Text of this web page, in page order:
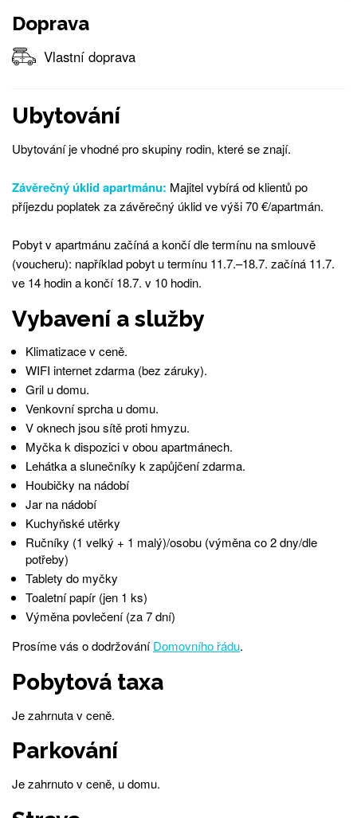
Doprava
Vlastní doprava
Ubytování
Ubytování je vhodné pro skupiny rodin, které se znají.
Závěrečný úklid apartmánu: Majitel vybírá od klientů po
příjezdu poplatek za závěrečný úklid ve výši 70 €/apartmán.
Pobyt v apartmánu začíná a končí dle termínu na smlouvě
(voucheru): například pobyt u termínu 11.7.–18.7. začíná 11.7.
ve 14 hodin a končí 18.7. v 10 hodin.
Vybavení a služby
Klimatizace v ceně.
WIFI internet zdarma (bez záruky).
Gril u domu.
Venkovní sprcha u domu.
V oknech jsou sítě proti hmyzu.
Myčka k dispozici v obou apartmánech.
Lehátka a slunečníky k zapůjčení zdarma.
Houbičky na nádobí
Jar na nádobí
Kuchyňské utěrky
Ručníky (1 velký + 1 malý)/osobu (výměna co 2 dny/dle
potřeby)
Tablety do myčky
Toaletní papír (jen 1 ks)
Výměna povlečení (za 7 dní)
Prosíme vás o dodržováníDomovního řádu.
Pobytová taxa
Je zahrnuta v ceně.
Parkování
Je zahrnuto v ceně, u domu.